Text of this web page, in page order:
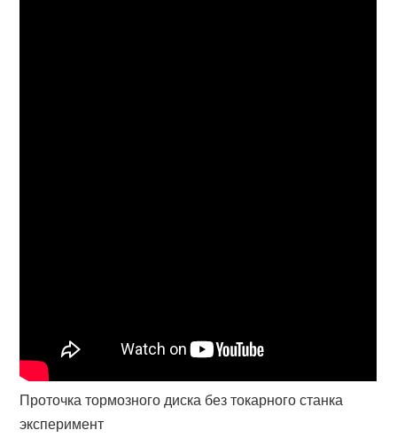
Проточка тормозного диска без токарного станка
эксперимент